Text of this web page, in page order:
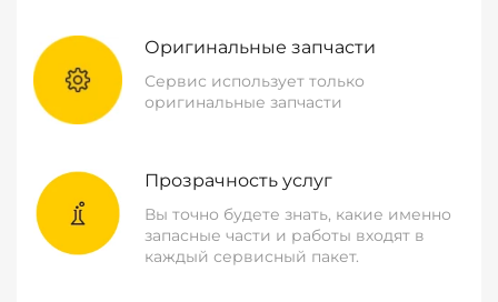
Оригинальные запчасти
Сервис использует только
оригинальные запчасти
Прозрачность услуг
Вы точно будете знать, какие именно
запасные части и работы входят в
каждый сервисный пакет.